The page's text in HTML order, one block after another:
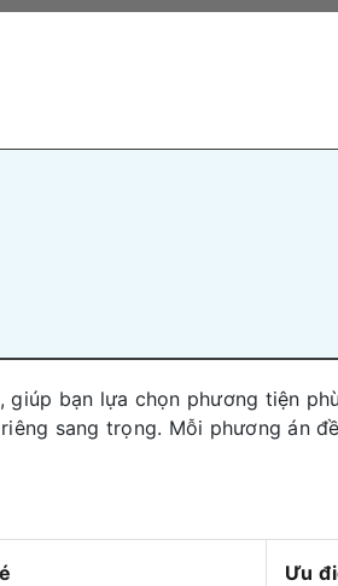
giúp bạn lựa chọn phương tiện
sang trọng. Mỗi phương án
Ưu